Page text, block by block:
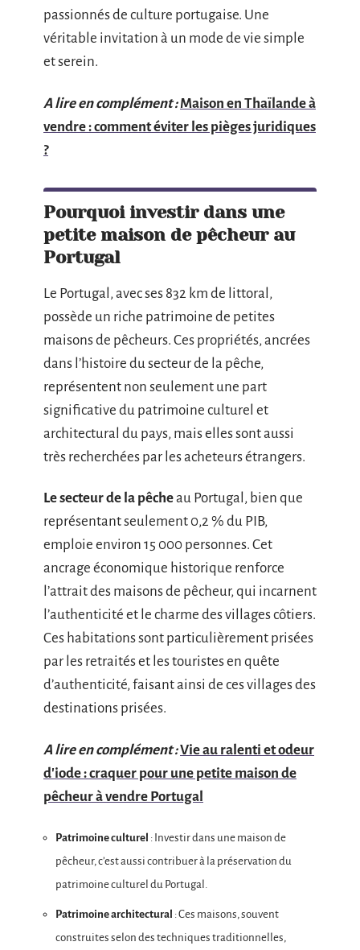
passionnés de culture portugaise. Une
véritable invitation à un mode de vie simple
et serein.
A lire en complément : Maison en Thaïlande à
vendre : comment éviter les pièges juridiques
?
Pourquoi investir dans une
petite maison de pêcheur au
Portugal
Le Portugal, avec ses 832 km de littoral,
possède un riche patrimoine de petites
maisons de pêcheurs. Ces propriétés, ancrées
dans l’histoire du secteur de la pêche,
représentent non seulement une part
significative du patrimoine culturel et
architectural du pays, mais elles sont aussi
très recherchées par les acheteurs étrangers.
Le secteur de la pêcheau Portugal, bien que
représentant seulement 0,2 % du PIB,
emploie environ 15 000 personnes. Cet
ancrage économique historique renforce
l’attrait des maisons de pêcheur, qui incarnent
l’authenticité et le charme des villages côtiers.
Ces habitations sont particulièrement prisées
par les retraités et les touristes en quête
d’authenticité, faisant ainsi de ces villages des
destinations prisées.
A lire en complément :Vie au ralenti et odeur
d'iode : craquer pour une petite maison de
pêcheur à vendre Portugal
Patrimoine culturel : Investir dans une maison de
pêcheur, c’est aussi contribuer à la préservation du
patrimoine culturel du Portugal.
Patrimoine architectural : Ces maisons, souvent
construites selon des techniques traditionnelles,